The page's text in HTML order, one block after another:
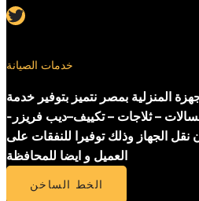
Twitter
خدمات الصيانة
المنزلية بمصر نتميز بتوفير خدمة
– ثلاجات – تكييف–ديب فريزر-
الجهاز وذلك توفيرا للنفقات على
العميل و ايضا للمحافظة
الخط الساخن